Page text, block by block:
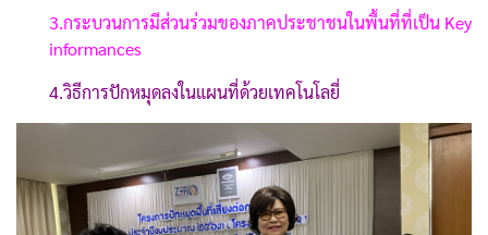
3.กระบวนการมีส่วนร่วมของภาคประชาชนในพื้นที่ที่เป็น Key
informances
4.วิธีการปักหมุดลงในแผนที่ด้วยเทคโนโลยี่